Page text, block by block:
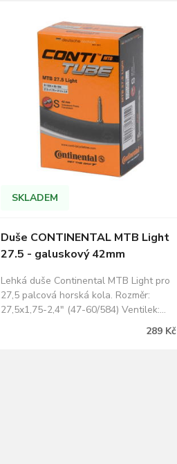
SKLADEM
Duše CONTINENTAL MTB Light
27.5 - galuskový 42mm
Lehká duše Continental MTB Light pro
27,5 palcová horská kola. Rozměr:
27,5x1,75-2,4" (47-60/584) Ventilek:
289 Kč